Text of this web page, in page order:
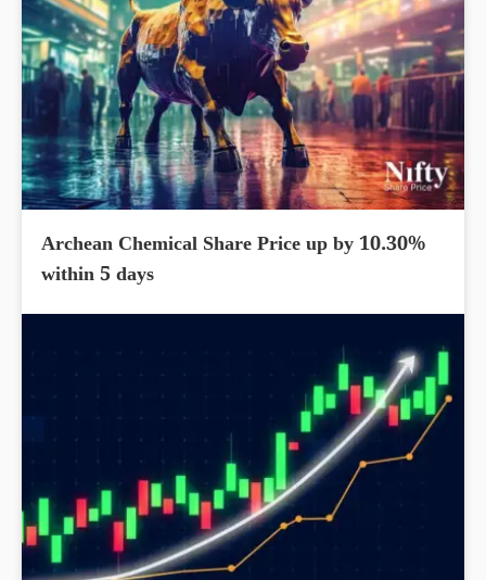
Archean Chemical Share Price up by 10.30%
within 5 days